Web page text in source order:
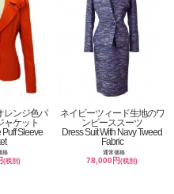
レンジ色パ
ャケット
Sleeve
格
(税別)
ネイビーツィード生地のワ
ンピーススーツ
Dress Suit With Navy Tweed
Fabric
通常価格
78,000円(税別)